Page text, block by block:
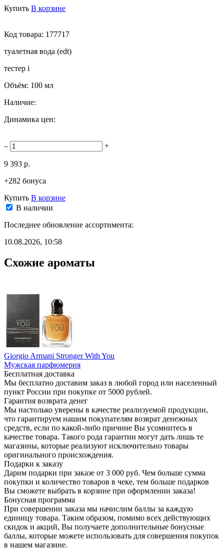
Купить В корзине
Код товара: 177717
туалетная вода (edt)
тестер i
Объём: 100 мл
Наличие:
Динамика цен:
– +
9 393 р.
+282 бонуса
Купить В корзине
В наличии
Последнее обновление ассортимента:
10.08.2026, 10:58
Схожие ароматы
Giorgio Armani Stronger With You
Мужская парфюмерия
Бесплатная доставка
Мы бесплатно доставим заказ в любой город или населенный
пункт России при покупке от 5000 рублей.
Гарантия возврата денег
Мы настолько уверены в качестве реализуемой продукции,
что гарантируем нашим покупателям возврат денежных
средств, если по какой-либо причине Вы усомнитесь в
качестве товара. Такого рода гарантии могут дать лишь те
магазины, которые реализуют исключительно товары
оригинального происхождения.
Подарки к заказу
Дарим подарки при заказе от 3 000 руб. Чем больше сумма
покупки и количество товаров в чеке, тем больше подарков
Вы сможете выбрать в корзине при оформлении заказа!
Бонусная программа
При совершении заказа мы начислим баллы за каждую
единицу товара. Таким образом, помимо всех действующих
скидок и акций, Вы получаете дополнительные бонусные
баллы, которые можете использовать для совершения покупок
в нашем магазине.